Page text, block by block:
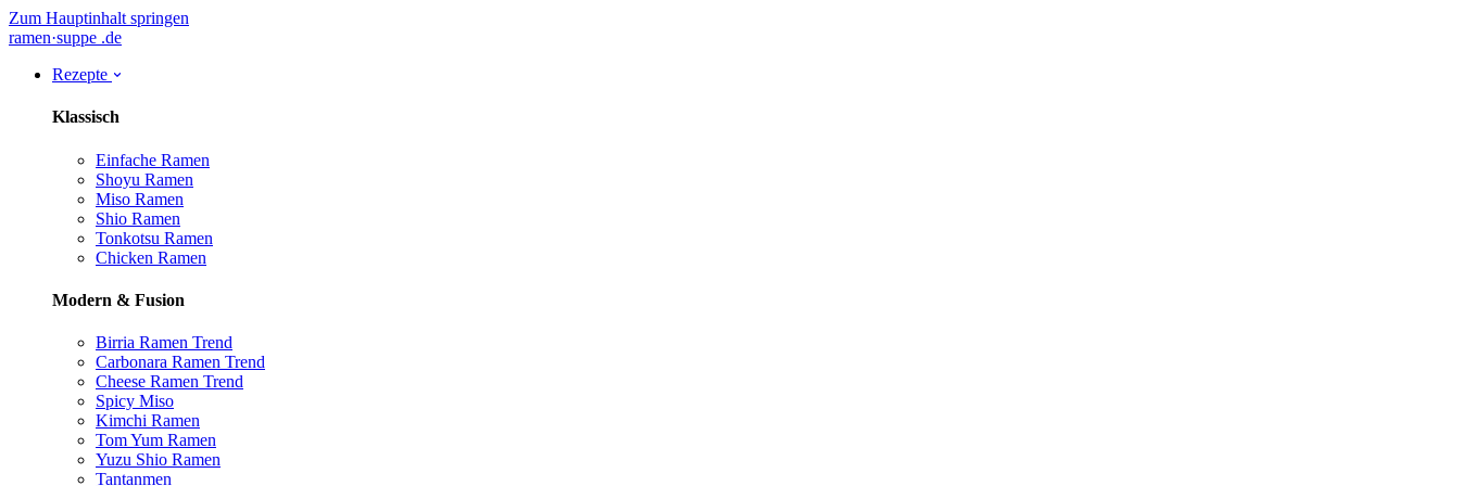
Zum Hauptinhalt springen
ramen·suppe .de
Rezepte
Klassisch
Einfache Ramen
Shoyu Ramen
Miso Ramen
Shio Ramen
Tonkotsu Ramen
Chicken Ramen
Modern & Fusion
Birria Ramen Trend
Carbonara Ramen Trend
Cheese Ramen Trend
Spicy Miso
Kimchi Ramen
Tom Yum Ramen
Yuzu Shio Ramen
Tantanmen